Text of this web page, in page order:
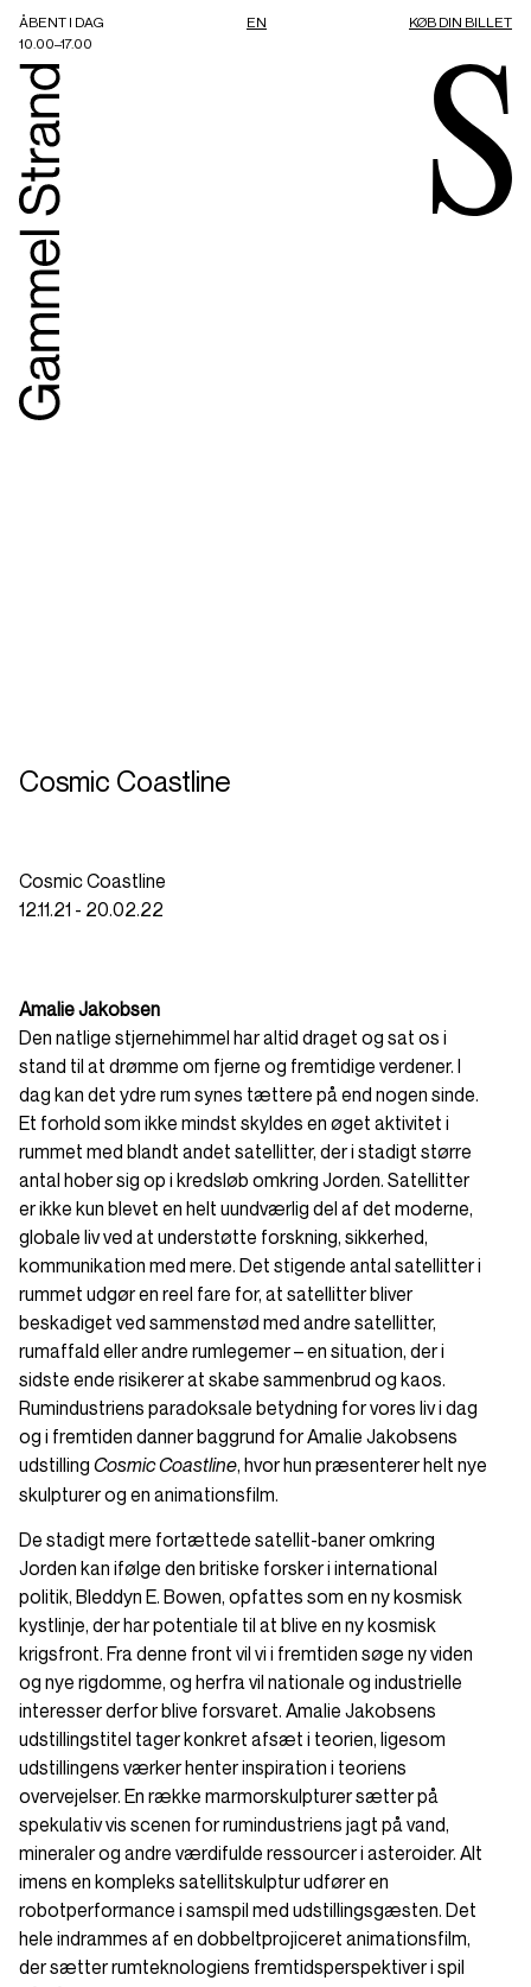
ÅBENT I DAG
10.00–17.00
EN KØB DIN BILLET
Cosmic Coastline
Cosmic Coastline
12.11.21 - 20.02.22
Amalie Jakobsen
Den natlige stjernehimmel har altid draget og sat os i
stand til at drømme om fjerne og fremtidige verdener. I
dag kan det ydre rum synes tættere på end nogen sinde.
Et forhold som ikke mindst skyldes en øget aktivitet i
rummet med blandt andet satellitter, der i stadigt større
antal hober sig op i kredsløb omkring Jorden. Satellitter
er ikke kun blevet en helt uundværlig del af det moderne,
globale liv ved at understøtte forskning, sikkerhed,
kommunikation med mere. Det stigende antal satellitter i
rummet udgør en reel fare for, at satellitter bliver
beskadiget ved sammenstød med andre satellitter,
rumaffald eller andre rumlegemer – en situation, der i
sidste ende risikerer at skabe sammenbrud og kaos.
Rumindustriens paradoksale betydning for vores liv i dag
og i fremtiden danner baggrund for Amalie Jakobsens
udstilling Cosmic Coastline, hvor hun præsenterer helt nye
skulpturer og en animationsfilm.
De stadigt mere fortættede satellit-baner omkring
Jorden kan ifølge den britiske forsker i international
politik, Bleddyn E. Bowen, opfattes som en ny kosmisk
kystlinje, der har potentiale til at blive en ny kosmisk
krigsfront. Fra denne front vil vi i fremtiden søge ny viden
og nye rigdomme, og herfra vil nationale og industrielle
interesser derfor blive forsvaret. Amalie Jakobsens
udstillingstitel tager konkret afsæt i teorien, ligesom
udstillingens værker henter inspiration i teoriens
overvejelser. En række marmorskulpturer sætter på
spekulativ vis scenen for rumindustriens jagt på vand,
mineraler og andre værdifulde ressourcer i asteroider. Alt
imens en kompleks satellitskulptur udfører en
robotperformance i samspil med udstillingsgæsten. Det
hele indrammes af en dobbeltprojiceret animationsfilm,
der sætter rumteknologiens fremtidsperspektiver i spil